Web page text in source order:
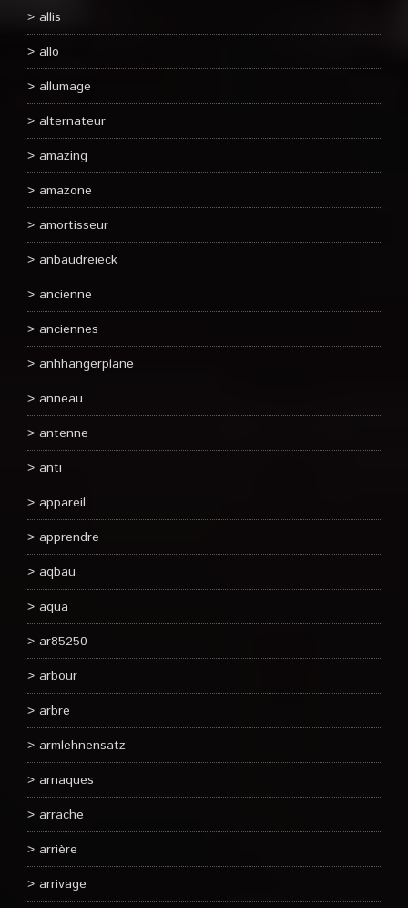
allis
allo
allumage
alternateur
amazing
amazone
amortisseur
anbaudreieck
ancienne
anciennes
anhhängerplane
anneau
antenne
anti
appareil
apprendre
aqbau
aqua
ar85250
arbour
arbre
armlehnensatz
arnaques
arrache
arrière
arrivage